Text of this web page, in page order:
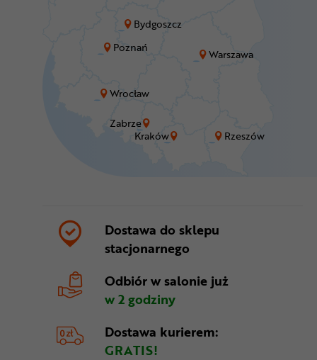
Bydgoszcz
Kraków
Poznań
Rzeszów
Warszawa
Wrocław
Zabrze
Dostawa do sklepu
stacjonarnego
Odbiór w salonie już
w 2 godziny
Dostawa kurierem:
GRATIS!